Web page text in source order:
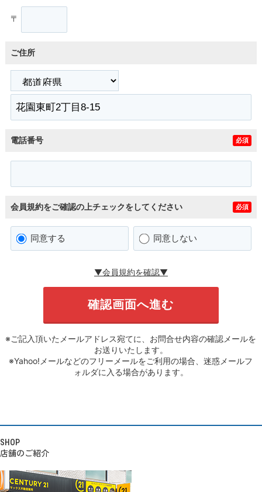
〒
ご住所
電話番号 必須
会員規約をご確認の上チェックをしてください 必須
同意する 同意しない
▼会員規約を確認▼
※ご記入頂いたメールアドレス宛てに、お問合せ内容の確認メールを
お送りいたします。
※Yahoo!メールなどのフリーメールをご利用の場合、迷惑メールフ
ォルダに入る場合があります。
SHOP
店舗のご紹介